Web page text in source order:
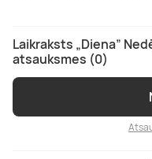
Laikraksts „Diena”
atsauksmes (0)